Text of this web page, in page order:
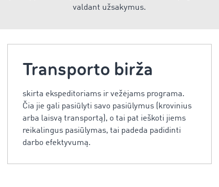
valdant užsakymus.
Transporto birža
skirta ekspeditoriams ir vežėjams programa.
Čia jie gali pasiūlyti savo pasiūlymus (krovinius
arba laisvą transportą), o tai pat ieškoti jiems
reikalingus pasiūlymas, tai padeda padidinti
darbo efektyvumą.